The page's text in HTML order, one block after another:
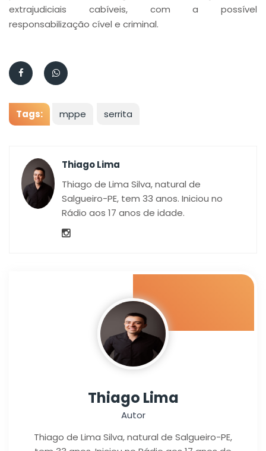
extrajudiciais cabíveis, com a possível
responsabilização cível e criminal.
Tags: mppe serrita
Thiago Lima
Thiago de Lima Silva, natural de
Salgueiro-PE, tem 33 anos. Iniciou no
Rádio aos 17 anos de idade.
Thiago Lima
Autor
Thiago de Lima Silva, natural de Salgueiro-PE,